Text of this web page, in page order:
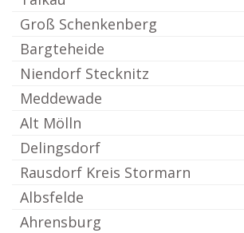
Groß Schenkenberg
Bargteheide
Niendorf Stecknitz
Meddewade
Alt Mölln
Delingsdorf
Rausdorf Kreis Stormarn
Albsfelde
Ahrensburg